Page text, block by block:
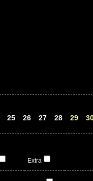
25 26 27 28 29
Extra